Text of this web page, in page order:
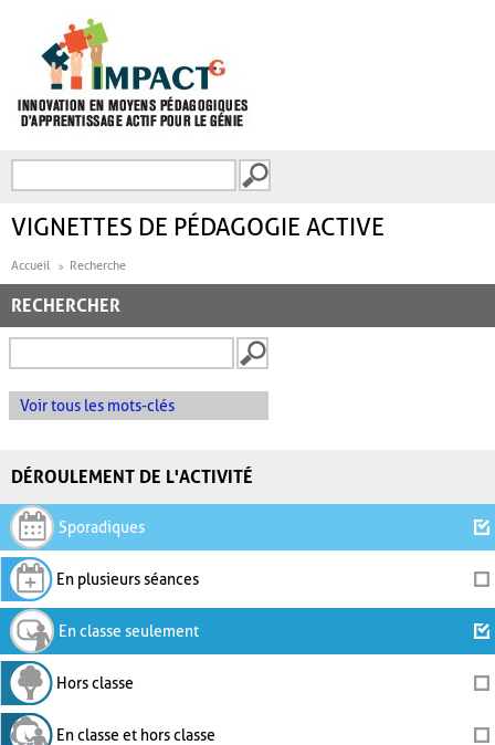
FORMULAIRE DE
VIGNETTES DE PÉDAGOGIE ACTIVE
Accueil Recherche
RECHERCHER
Voir tous les mots-clés
DÉROULEMENT DE L'ACTIVITÉ
Sporadiques
En plusieurs séances
En classe seulement
Hors classe
En classe et hors classe